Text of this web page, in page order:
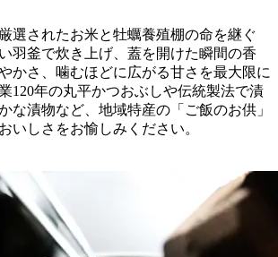
選されたお米と牡蠣養殖棚の命を継ぐ
羽釜で炊き上げ、蓋を開けた瞬間の香
かさ、噛むほどに広がる甘さを最大限に
120年の丸平かつおぶしや伝統製法で漬
な漬物など、地域特産の「ご飯のお供」
いしさをお愉しみください。